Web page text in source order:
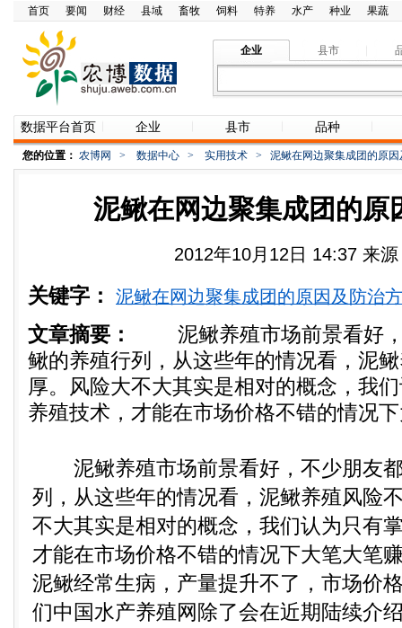
首页 要闻 财经 县域 畜牧 饲料 特养 水产 种业 果蔬
企业 县市
数据平台首页 企业 县市 品种
您的位置： 农博网 > 数据中心 > 实用技术 > 泥鳅在网边聚集成团的原
泥鳅在网边聚集成团的原
2012年10月12日 14:37 来
关键字： 泥鳅在网边聚集成团的原因及防治
文章摘要：
泥鳅养殖市场前景看好，
鳅的养殖行列，从这些年的情况看，泥
厚。风险大不大其实是相对的概念，我
养殖技术，才能在市场价格不错的情况
泥鳅养殖市场前景看好，不少朋友都
列，从这些年的情况看，泥鳅养殖风险
不大其实是相对的概念，我们认为只有
才能在市场价格不错的情况下大笔大笔
泥鳅经常生病，产量提升不了，市场价
们中国水产养殖网除了会在近期陆续介